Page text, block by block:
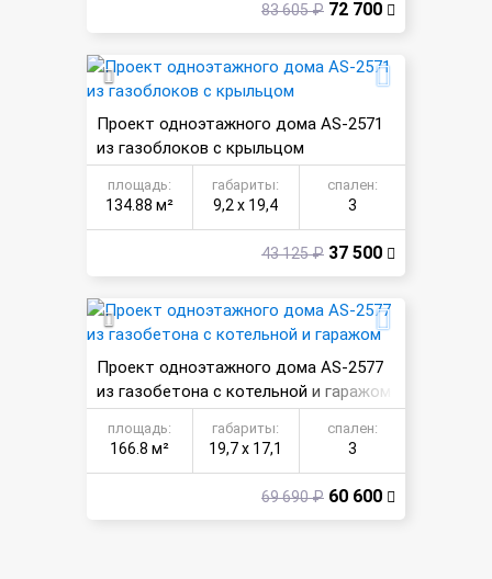
83 605 ₽ 72 700
Проект одноэтажного дома AS-2571
из газоблоков с крыльцом
площадь:
134.88 м²
габариты:
9,2 х 19,4
спален:
3
43 125 ₽ 37 500
Проект одноэтажного дома AS-2577
из газобетона с котельной и гаражом
площадь:
166.8 м²
габариты:
19,7 х 17,1
спален:
3
69 690 ₽ 60 600